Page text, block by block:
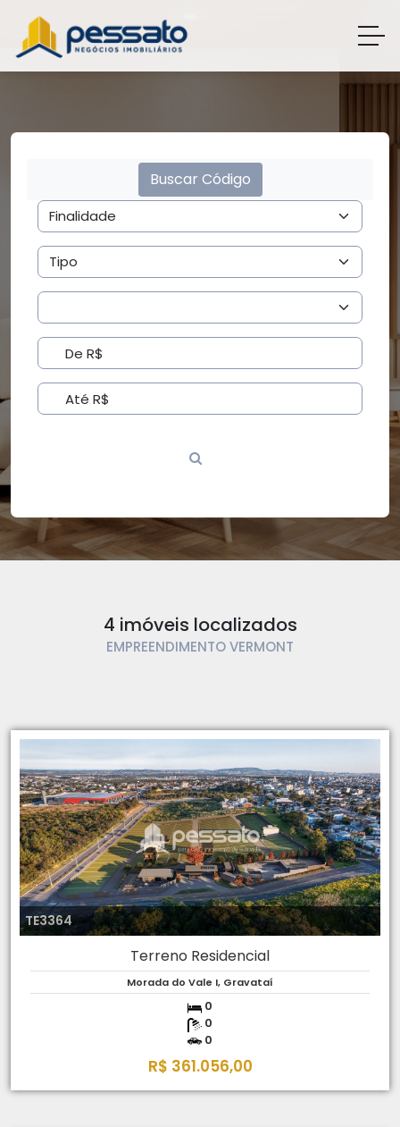
Buscar Código
4 imóveis localizados
EMPREENDIMENTO VERMONT
TE3364
Terreno Residencial
Morada do Vale I, Gravataí
0
0
0
R$ 361.056,00